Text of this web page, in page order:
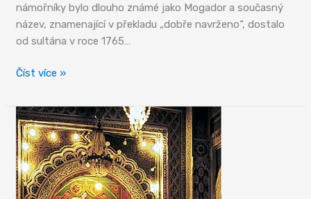
námořníky bylo dlouho známé jako Mogador a současný
název, znamenající v překladu „dobře navrženo“, dostalo
od sultána v roce 1765…
Modro-
Essaouira
Číst více »